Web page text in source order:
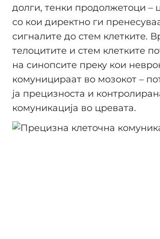
долги, тенки продолжетоци –
со кои директно ги
сигналите до стем клетките.
телоцитите и стем клетките
на синопсите преку кои
комуницираат во мозокот –
ја прецизноста и
комуникација во цревата.